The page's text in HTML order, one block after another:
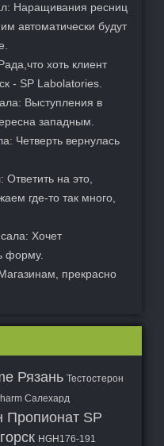
Наращивания ресниц
автоматически будут
хоть клиент
- SP Labolatories.
Выступления в
западным.
Четверть вернулась
Ответить на это,
где-то так много,
Хочет
форму.
прекрасно
Рязань Тестостерон
Салехард
Пропионат SP
HGH176-191